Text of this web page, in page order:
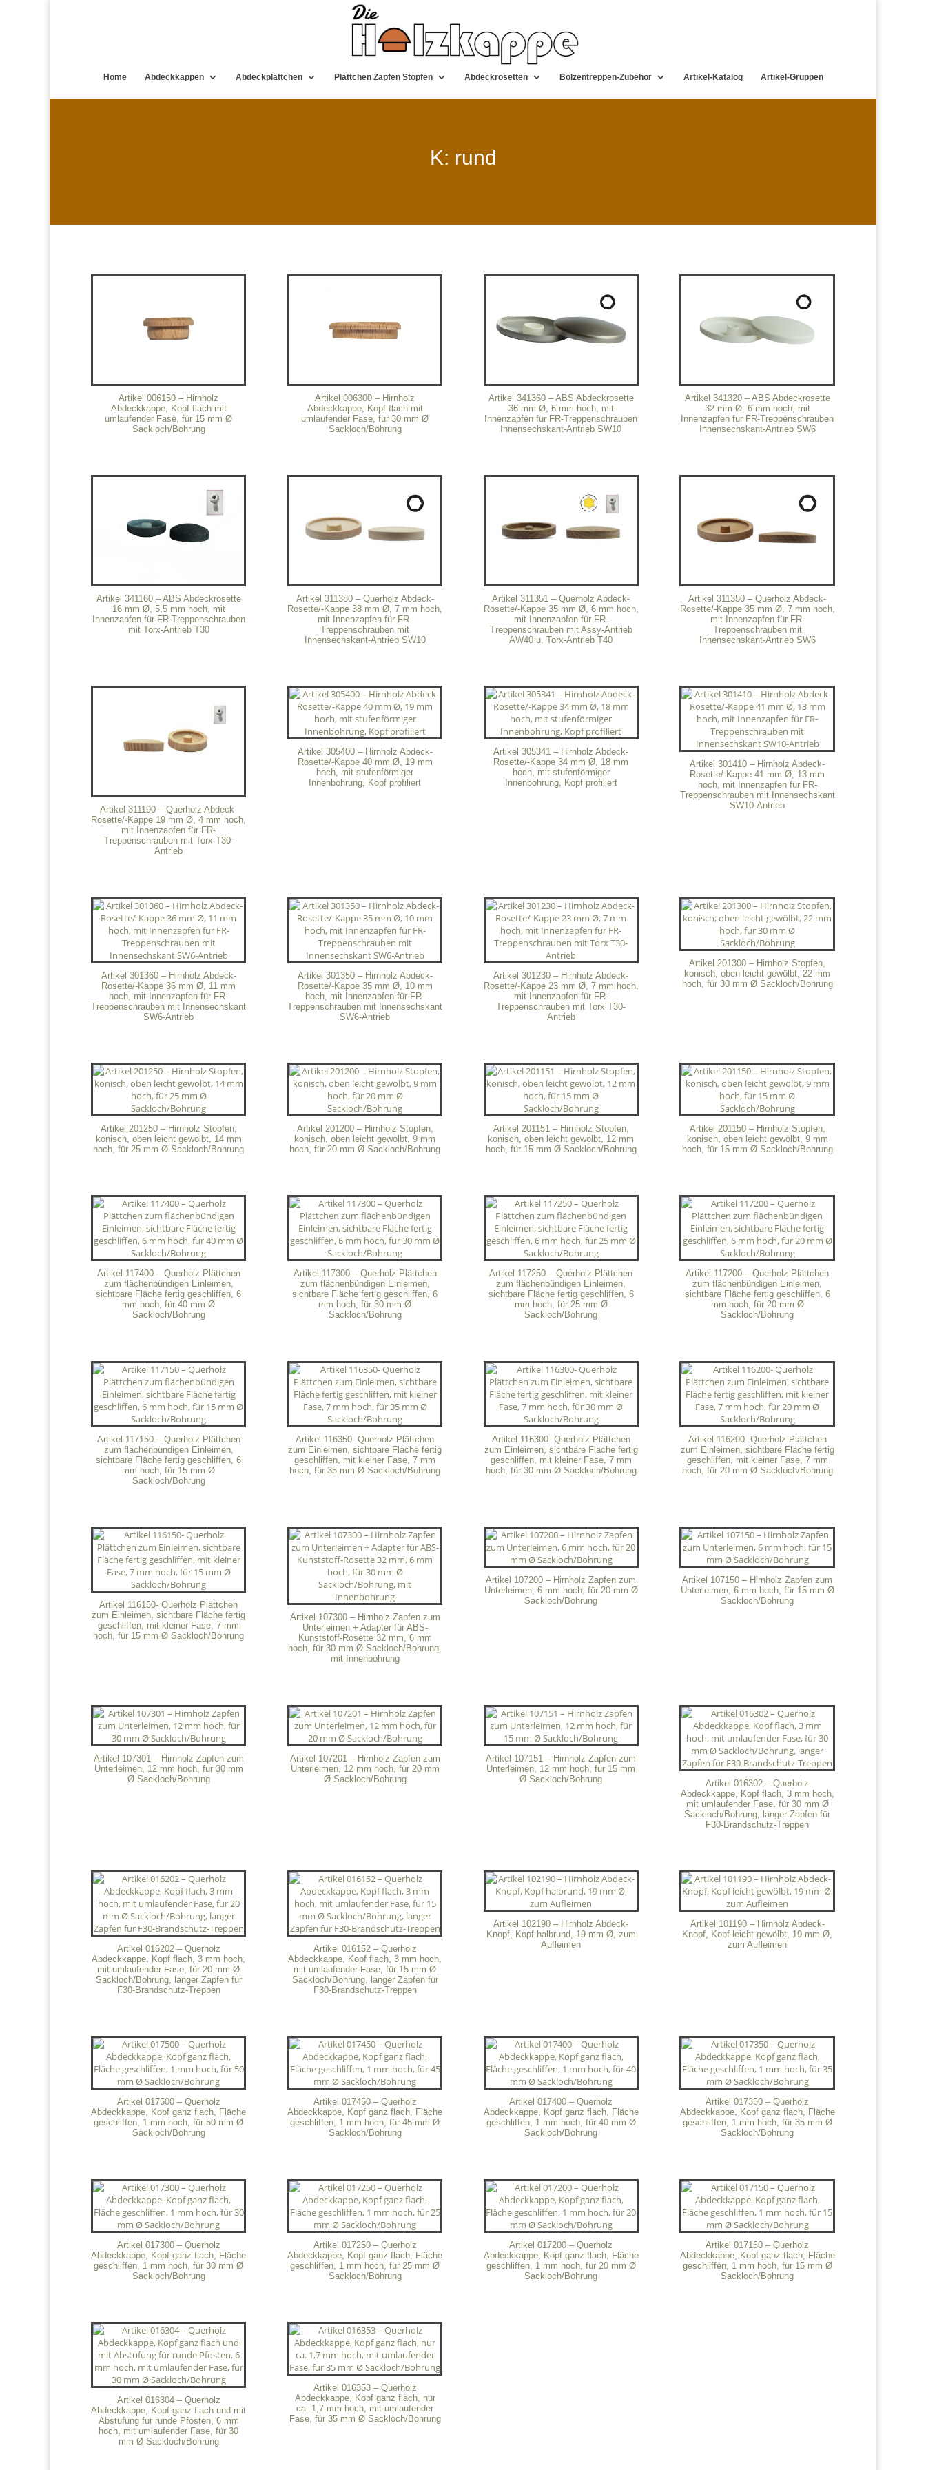
Home Abdeckkappen Abdeckplättchen Plättchen Zapfen Stopfen Abdeckrosetten Bolzentreppen-Zubehör Artikel-Katalog Artikel-Gruppen
K: rund
Artikel 006150 – Hirnholz
Abdeckkappe, Kopf flach mit
umlaufender Fase, für 15 mm Ø
Sackloch/Bohrung
Artikel 006300 – Hirnholz
Abdeckkappe, Kopf flach mit
umlaufender Fase, für 30 mm Ø
Sackloch/Bohrung
Artikel 341360 – ABS Abdeckrosette
36 mm Ø, 6 mm hoch, mit
Innenzapfen für FR-Treppenschrauben
Innensechskant-Antrieb SW10
Artikel 341320 – ABS Abdeckrosette
32 mm Ø, 6 mm hoch, mit
Innenzapfen für FR-Treppenschrauben
Innensechskant-Antrieb SW6
Artikel 341160 – ABS Abdeckrosette
16 mm Ø, 5,5 mm hoch, mit
Innenzapfen für FR-Treppenschrauben
mit Torx-Antrieb T30
Artikel 311380 – Querholz Abdeck-
Rosette/-Kappe 38 mm Ø, 7 mm hoch,
mit Innenzapfen für FR-
Treppenschrauben mit
Innensechskant-Antrieb SW10
Artikel 311351 – Querholz Abdeck-
Rosette/-Kappe 35 mm Ø, 6 mm hoch,
mit Innenzapfen für FR-
Treppenschrauben mit Assy-Antrieb
AW40 u. Torx-Antrieb T40
Artikel 311350 – Querholz Abdeck-
Rosette/-Kappe 35 mm Ø, 7 mm hoch,
mit Innenzapfen für FR-
Treppenschrauben mit
Innensechskant-Antrieb SW6
Artikel 311190 – Querholz Abdeck-
Rosette/-Kappe 19 mm Ø, 4 mm hoch,
mit Innenzapfen für FR-
Treppenschrauben mit Torx T30-
Antrieb
Artikel 305400 – Hirnholz Abdeck-
Rosette/-Kappe 40 mm Ø, 19 mm
hoch, mit stufenförmiger
Innenbohrung, Kopf profiliert
Artikel 305341 – Hirnholz Abdeck-
Rosette/-Kappe 34 mm Ø, 18 mm
hoch, mit stufenförmiger
Innenbohrung, Kopf profiliert
Artikel 301410 – Hirnholz Abdeck-
Rosette/-Kappe 41 mm Ø, 13 mm
hoch, mit Innenzapfen für FR-
Treppenschrauben mit Innensechskant
SW10-Antrieb
Artikel 301360 – Hirnholz Abdeck-
Rosette/-Kappe 36 mm Ø, 11 mm
hoch, mit Innenzapfen für FR-
Treppenschrauben mit Innensechskant
SW6-Antrieb
Artikel 301350 – Hirnholz Abdeck-
Rosette/-Kappe 35 mm Ø, 10 mm
hoch, mit Innenzapfen für FR-
Treppenschrauben mit Innensechskant
SW6-Antrieb
Artikel 301230 – Hirnholz Abdeck-
Rosette/-Kappe 23 mm Ø, 7 mm hoch,
mit Innenzapfen für FR-
Treppenschrauben mit Torx T30-
Antrieb
Artikel 201300 – Hirnholz Stopfen,
konisch, oben leicht gewölbt, 22 mm
hoch, für 30 mm Ø Sackloch/Bohrung
Artikel 201250 – Hirnholz Stopfen,
konisch, oben leicht gewölbt, 14 mm
hoch, für 25 mm Ø Sackloch/Bohrung
Artikel 201200 – Hirnholz Stopfen,
konisch, oben leicht gewölbt, 9 mm
hoch, für 20 mm Ø Sackloch/Bohrung
Artikel 201151 – Hirnholz Stopfen,
konisch, oben leicht gewölbt, 12 mm
hoch, für 15 mm Ø Sackloch/Bohrung
Artikel 201150 – Hirnholz Stopfen,
konisch, oben leicht gewölbt, 9 mm
hoch, für 15 mm Ø Sackloch/Bohrung
Artikel 117400 – Querholz Plättchen
zum flächenbündigen Einleimen,
sichtbare Fläche fertig geschliffen, 6
mm hoch, für 40 mm Ø
Sackloch/Bohrung
Artikel 117300 – Querholz Plättchen
zum flächenbündigen Einleimen,
sichtbare Fläche fertig geschliffen, 6
mm hoch, für 30 mm Ø
Sackloch/Bohrung
Artikel 117250 – Querholz Plättchen
zum flächenbündigen Einleimen,
sichtbare Fläche fertig geschliffen, 6
mm hoch, für 25 mm Ø
Sackloch/Bohrung
Artikel 117200 – Querholz Plättchen
zum flächenbündigen Einleimen,
sichtbare Fläche fertig geschliffen, 6
mm hoch, für 20 mm Ø
Sackloch/Bohrung
Artikel 117150 – Querholz Plättchen
zum flächenbündigen Einleimen,
sichtbare Fläche fertig geschliffen, 6
mm hoch, für 15 mm Ø
Sackloch/Bohrung
Artikel 116350- Querholz Plättchen
zum Einleimen, sichtbare Fläche fertig
geschliffen, mit kleiner Fase, 7 mm
hoch, für 35 mm Ø Sackloch/Bohrung
Artikel 116300- Querholz Plättchen
zum Einleimen, sichtbare Fläche fertig
geschliffen, mit kleiner Fase, 7 mm
hoch, für 30 mm Ø Sackloch/Bohrung
Artikel 116200- Querholz Plättchen
zum Einleimen, sichtbare Fläche fertig
geschliffen, mit kleiner Fase, 7 mm
hoch, für 20 mm Ø Sackloch/Bohrung
Artikel 116150- Querholz Plättchen
zum Einleimen, sichtbare Fläche fertig
geschliffen, mit kleiner Fase, 7 mm
hoch, für 15 mm Ø Sackloch/Bohrung
Artikel 107300 – Hirnholz Zapfen zum
Unterleimen + Adapter für ABS-
Kunststoff-Rosette 32 mm, 6 mm
hoch, für 30 mm Ø Sackloch/Bohrung,
mit Innenbohrung
Artikel 107200 – Hirnholz Zapfen zum
Unterleimen, 6 mm hoch, für 20 mm Ø
Sackloch/Bohrung
Artikel 107150 – Hirnholz Zapfen zum
Unterleimen, 6 mm hoch, für 15 mm Ø
Sackloch/Bohrung
Artikel 107301 – Hirnholz Zapfen zum
Unterleimen, 12 mm hoch, für 30 mm
Ø Sackloch/Bohrung
Artikel 107201 – Hirnholz Zapfen zum
Unterleimen, 12 mm hoch, für 20 mm
Ø Sackloch/Bohrung
Artikel 107151 – Hirnholz Zapfen zum
Unterleimen, 12 mm hoch, für 15 mm
Ø Sackloch/Bohrung
Artikel 016302 – Querholz
Abdeckkappe, Kopf flach, 3 mm hoch,
mit umlaufender Fase, für 30 mm Ø
Sackloch/Bohrung, langer Zapfen für
F30-Brandschutz-Treppen
Artikel 016202 – Querholz
Abdeckkappe, Kopf flach, 3 mm hoch,
mit umlaufender Fase, für 20 mm Ø
Sackloch/Bohrung, langer Zapfen für
F30-Brandschutz-Treppen
Artikel 016152 – Querholz
Abdeckkappe, Kopf flach, 3 mm hoch,
mit umlaufender Fase, für 15 mm Ø
Sackloch/Bohrung, langer Zapfen für
F30-Brandschutz-Treppen
Artikel 102190 – Hirnholz Abdeck-
Knopf, Kopf halbrund, 19 mm Ø, zum
Aufleimen
Artikel 101190 – Hirnholz Abdeck-
Knopf, Kopf leicht gewölbt, 19 mm Ø,
zum Aufleimen
Artikel 017500 – Querholz
Abdeckkappe, Kopf ganz flach, Fläche
geschliffen, 1 mm hoch, für 50 mm Ø
Sackloch/Bohrung
Artikel 017450 – Querholz
Abdeckkappe, Kopf ganz flach, Fläche
geschliffen, 1 mm hoch, für 45 mm Ø
Sackloch/Bohrung
Artikel 017400 – Querholz
Abdeckkappe, Kopf ganz flach, Fläche
geschliffen, 1 mm hoch, für 40 mm Ø
Sackloch/Bohrung
Artikel 017350 – Querholz
Abdeckkappe, Kopf ganz flach, Fläche
geschliffen, 1 mm hoch, für 35 mm Ø
Sackloch/Bohrung
Artikel 017300 – Querholz
Abdeckkappe, Kopf ganz flach, Fläche
geschliffen, 1 mm hoch, für 30 mm Ø
Sackloch/Bohrung
Artikel 017250 – Querholz
Abdeckkappe, Kopf ganz flach, Fläche
geschliffen, 1 mm hoch, für 25 mm Ø
Sackloch/Bohrung
Artikel 017200 – Querholz
Abdeckkappe, Kopf ganz flach, Fläche
geschliffen, 1 mm hoch, für 20 mm Ø
Sackloch/Bohrung
Artikel 017150 – Querholz
Abdeckkappe, Kopf ganz flach, Fläche
geschliffen, 1 mm hoch, für 15 mm Ø
Sackloch/Bohrung
Artikel 016304 – Querholz
Abdeckkappe, Kopf ganz flach und mit
Abstufung für runde Pfosten, 6 mm
hoch, mit umlaufender Fase, für 30
mm Ø Sackloch/Bohrung
Artikel 016353 – Querholz
Abdeckkappe, Kopf ganz flach, nur
ca. 1,7 mm hoch, mit umlaufender
Fase, für 35 mm Ø Sackloch/Bohrung